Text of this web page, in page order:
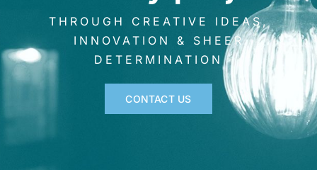
THROUGH CREATIVE IDEAS,
INNOVATION & SHEER
DETERMINATION
CONTACT US